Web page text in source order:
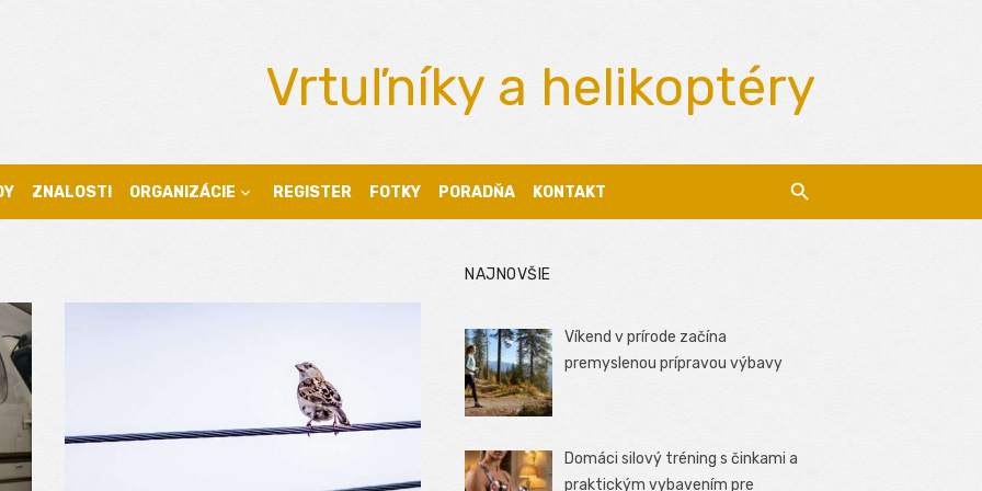
Vrtuľníky a helikoptéry
ZNALOSTI ORGANIZÁCIE REGISTER FOTKY PORADŇA KONTAKT
NAJNOVŠIE
Víkend v prírode začína
premyslenou prípravou výbavy
Domáci silový tréning s činkami a
praktickým vybavením pre